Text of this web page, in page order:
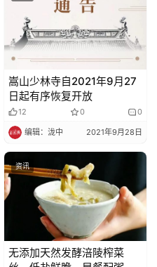
嵩山少林寺自2021年9月27
日起有序恢复开放
12 0 0
编辑：泷中 2021年9月28日
资讯
无添加天然发酵涪陵榨菜